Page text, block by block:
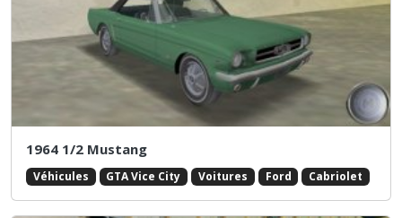
1964 1/2 Mustang
Véhicules GTA Vice City Voitures Ford Cabriolet